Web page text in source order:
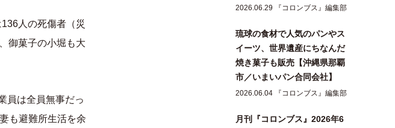
人の死傷者（災
御菓子の小堀も大
員は全員無事だっ
も避難所生活を余
2026.06.29 『コロンブス』編集部
琉球の食材で人気のパンやス
イーツ、世界遺産にちなんだ
焼き菓子も販売【沖縄県那覇
市／いまいパン合同会社】
2026.06.04 『コロンブス』編集部
月刊『コロンブス』2026年6